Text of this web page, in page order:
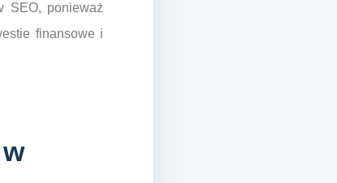
SEO, ponieważ
finansowe i